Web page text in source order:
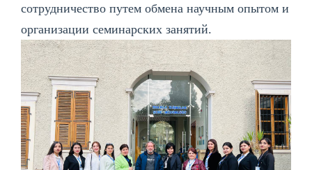
сотрудничество путем обмена научным опытом и
организации семинарских занятий.